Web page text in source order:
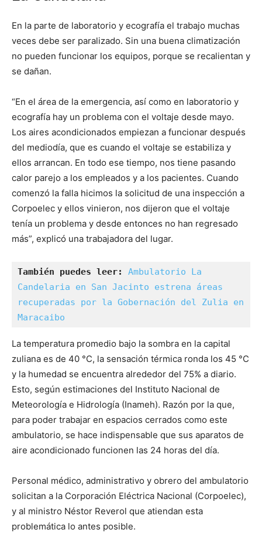
En la parte de laboratorio y ecografía el trabajo muchas
veces debe ser paralizado. Sin una buena climatización
no pueden funcionar los equipos, porque se recalientan y
se dañan.
“En el área de la emergencia, así como en laboratorio y
ecografía hay un problema con el voltaje desde mayo.
Los aires acondicionados empiezan a funcionar después
del mediodía, que es cuando el voltaje se estabiliza y
ellos arrancan. En todo ese tiempo, nos tiene pasando
calor parejo a los empleados y a los pacientes. Cuando
comenzó la falla hicimos la solicitud de una inspección a
Corpoelec y ellos vinieron, nos dijeron que el voltaje
tenía un problema y desde entonces no han regresado
más”, explicó una trabajadora del lugar.
También puedes leer:
Ambulatorio La
Candelaria en San Jacinto estrena áreas
recuperadas por la Gobernación del Zulia en
Maracaibo
La temperatura promedio bajo la sombra en la capital
zuliana es de 40 °C, la sensación térmica ronda los 45 °C
y la humedad se encuentra alrededor del 75% a diario.
Esto, según estimaciones del Instituto Nacional de
Meteorología e Hidrología (Inameh). Razón por la que,
para poder trabajar en espacios cerrados como este
ambulatorio, se hace indispensable que sus aparatos de
aire acondicionado funcionen las 24 horas del día.
Personal médico, administrativo y obrero del ambulatorio
solicitan a la Corporación Eléctrica Nacional (Corpoelec),
y al ministro Néstor Reverol que atiendan esta
problemática lo antes posible.